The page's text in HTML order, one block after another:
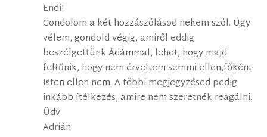
Endi!
Gondolom a két hozzászólásod nekem szól. Úgy
vélem, gondold végig, amiről eddig
beszélgettünk Ádámmal, lehet, hogy majd
feltűnik, hogy nem érveltem semmi ellen,főként
Isten ellen nem. A többi megjegyzésed pedig
inkább ítélkezés, amire nem szeretnék reagálni.
Üdv:
Adrián